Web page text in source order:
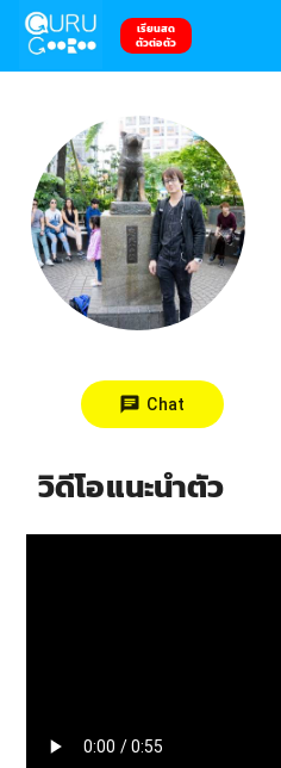
เรียนสด
ตัวต่อตัว
Chat
วิดีโอแนะนำตัว